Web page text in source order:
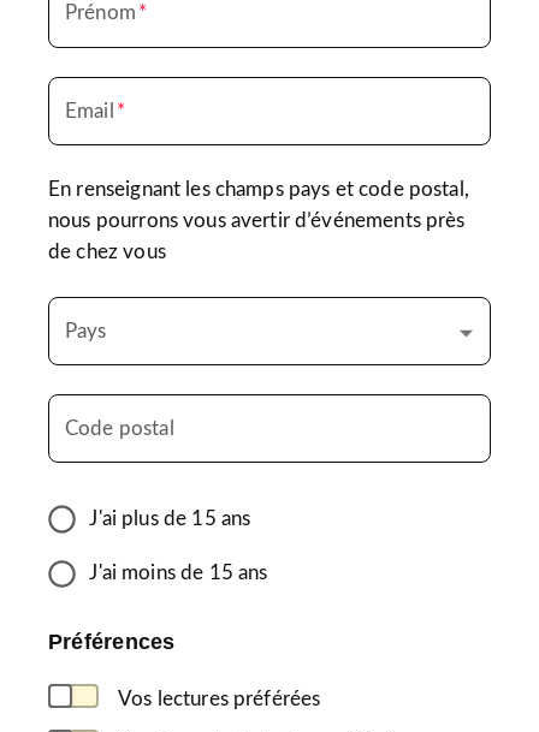
Prénom *
Email *
En renseignant les champs pays et code postal,
nous pourrons vous avertir d’événements près
de chez vous
Pays
Code postal
J'ai plus de 15 ans
J'ai moins de 15 ans
Préférences
Vos lectures préférées